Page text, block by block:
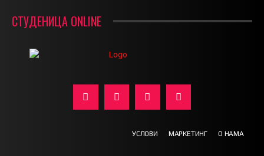
СТУДЕНИЦА ONLINE
УСЛОВИ МАРКЕТИНГ О НАМА